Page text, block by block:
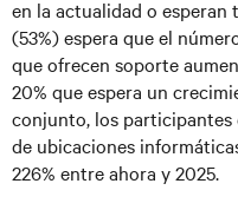
en la actualidad o esperan
(53%) espera que el
que ofrecen soporte
20% que espera un
conjunto, los participantes
de ubicaciones
226% entre ahora y 2025.